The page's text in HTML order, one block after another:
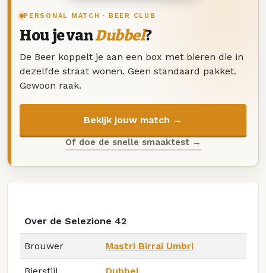
PERSONAL MATCH · BEER CLUB
Hou je vanDubbel?
De Beer koppelt je aan een box met bieren die in
dezelfde straat wonen. Geen standaard pakket.
Gewoon raak.
Bekijk jouw match →
Of doe de snelle smaaktest →
Over de Selezione 42
Brouwer Mastri Birrai Umbri